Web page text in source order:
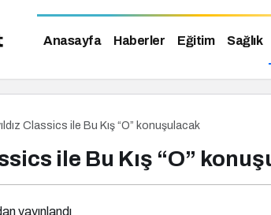
Anasayfa Haberler Eğitim Sağlık
Classics ile Bu Kış “O” konuşulacak
ile Bu Kış “O”
yayınlandı